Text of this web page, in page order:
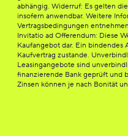
abhängig. Widerruf: Es gelten
insofern anwendbar. Weitere
Vertragsbedingungen
Invitatio ad Offerendum: Diese
Kaufangebot dar. Ein bindendes
Kaufvertrag zustande.
Leasingangebote sind
finanzierende Bank geprüft und
Zinsen können je nach Bonität